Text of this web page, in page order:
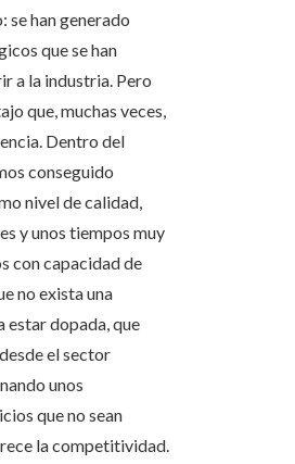
se han generado
que se han
a la industria. Pero
que, muchas veces,
Dentro del
conseguido
nivel de calidad,
y unos tiempos muy
con capacidad de
no exista una
estar dopada, que
el sector
unos
que no sean
la competitividad.